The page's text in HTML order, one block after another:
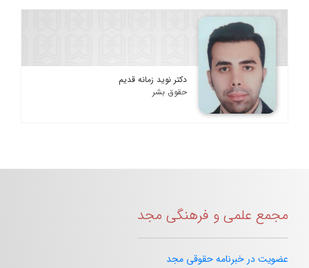
دکتر نوید زمانه قدیم
حقوق بشر
مجمع علمی و فرهنگی مجد
عضویت در خبرنامه حقوقی مجد